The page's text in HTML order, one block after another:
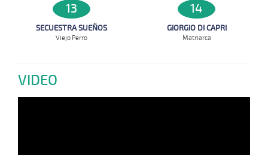
13
SECUESTRA SUEÑOS
Viejo Perro
14
GIORGIO DI CAPRI
Matriarca
VIDEO